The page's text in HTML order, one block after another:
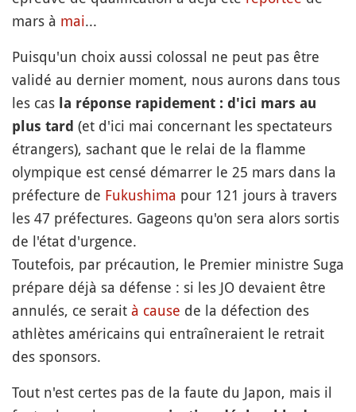
mars à mai...
Puisqu'un choix aussi colossal ne peut pas être
validé au dernier moment, nous aurons dans tous
les cas la réponse rapidement : d'ici mars au
plus tard (et d'ici mai concernant les spectateurs
étrangers), sachant que le relai de la flamme
olympique est censé démarrer le 25 mars dans la
préfecture de Fukushima pour 121 jours à travers
les 47 préfectures. Gageons qu'on sera alors sortis
de l'état d'urgence.
Toutefois, par précaution, le Premier ministre Suga
prépare déjà sa défense : si les JO devaient être
annulés, ce serait à cause de la défection des
athlètes américains qui entraîneraient le retrait
des sponsors.
Tout n'est certes pas de la faute du Japon, mais il